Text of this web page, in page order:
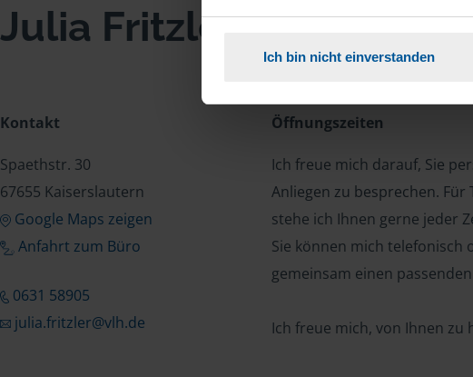
Ich bin nicht einverstanden
Julia Fritzler
Kontakt
Spaethstr. 30
67655 Kaiserslautern
Google Maps zeigen
Anfahrt zum Büro
0631 58905
julia.fritzler@vlh.de
Öffnungszeiten
Ich freue mich darauf, Sie
Anliegen zu besprechen.
stehe ich Ihnen gerne jeder
Sie können mich telefonisch
gemeinsam einen
Ich freue mich, von Ihnen zu